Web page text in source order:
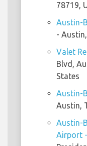
78719,
Austin-
-
Valet
Blvd,
States
Austin-
Austin,
Austin-
Airport